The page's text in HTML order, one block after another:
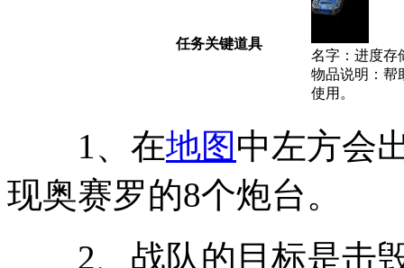
任务关键道具
名字：进度存
物品说明：帮
使用。
1、在地图中左方会
现奥赛罗的8个炮台。
2、战队的目标是击